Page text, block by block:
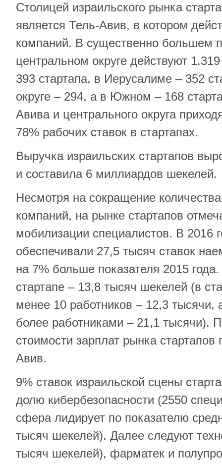
Столицей израильского рынка
является Тель-Авив, в котором
компаний. В существенно большем
центральном округе действуют
393 стартапа, в Иерусалиме – 352
округе – 294, а в Южном – 168
Авива и центрального округа
78% рабочих ставок в стартапах.
Выручка израильских стартапов
и составила 6 миллиардов шекелей.
Несмотря на сокращение
компаний, на рынке стартапов
мобилизации специалистов. В 2016
обеспечивали 27,5 тысяч ставок
на 7% больше показателя 2015
стартапе – 13,8 тысяч шекелей (в
менее 10 работников – 12,3 тысячи,
более работниками – 21,1 тысячи).
стоимости зарплат рынка стартапов
Авив.
9% ставок израильской сцены
долю кибербезопасности (2550
сфера лидирует по показателю
тысяч шекелей). Далее следуют
тысяч шекелей), фарматек и